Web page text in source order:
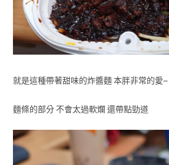
就是這種帶著甜味的炸醬麵 本胖非常的愛~
麵條的部分 不會太過軟爛 還帶點勁道